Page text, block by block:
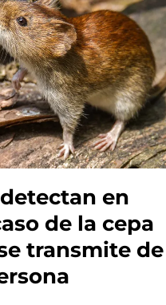
en
de la cepa
transmite de